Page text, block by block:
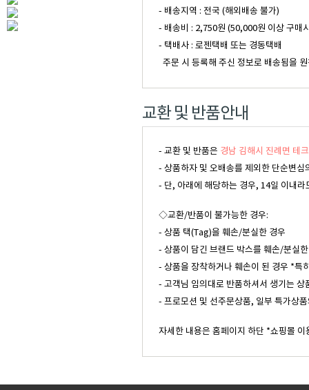
- 배송지역 : 전국 (해외배송 불가)
- 배송비 : 2,750원 (50,000원 이상 구매
- 택배사 : 로젠택배 또는 경동택배
주문 시 등록해 주신 정보로 배송됨을
교환 및 반품안내
- 교환 및 반품은 경남 김해시 진례면 테
- 상품하자 및 오배송를 제외한 단순변
- 단, 아래에 해당하는 경우, 14일 이내
◇교환/반품이 불가능한 경우:
- 상품 택(Tag)을 훼손/분실한 경우
- 상품이 담긴 브랜드 박스를 훼손/분실
- 상품을 장착하거나 훼손이 된 경우 *특
- 고객님 임의대로 반품하셔서 생기는 상
- 프로모션 및 선주문상품, 일부 특가상
자세한 내용은 홈페이지 하단 *쇼핑몰